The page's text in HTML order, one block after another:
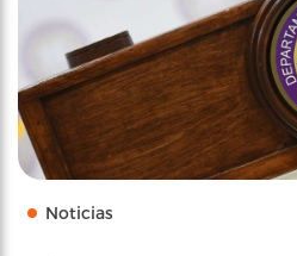
Noticias